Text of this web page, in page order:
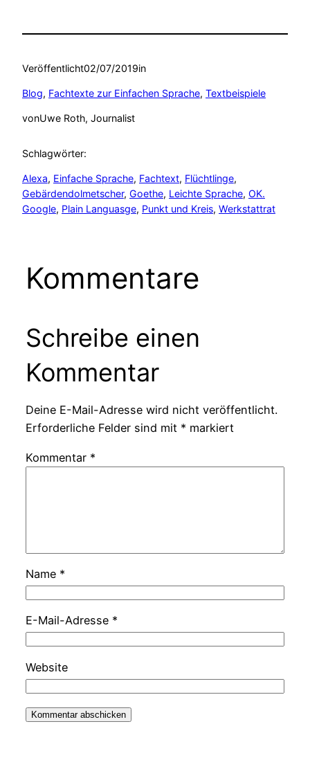
Veröffentlicht02/07/2019in
Blog, Fachtexte zur Einfachen Sprache, Textbeispiele
vonUwe Roth, Journalist
Schlagwörter:
Alexa, Einfache Sprache, Fachtext, Flüchtlinge
Gebärdendolmetscher, Goethe, Leichte Sprache, OK.
Google, Plain Languasge, Punkt und Kreis, Werkstattrat
Kommentare
Schreibe einen
Kommentar
Deine E-Mail-Adresse wird nicht veröffentlicht.
Erforderliche Felder sind mit * markiert
Kommentar *
Name *
E-Mail-Adresse *
Website